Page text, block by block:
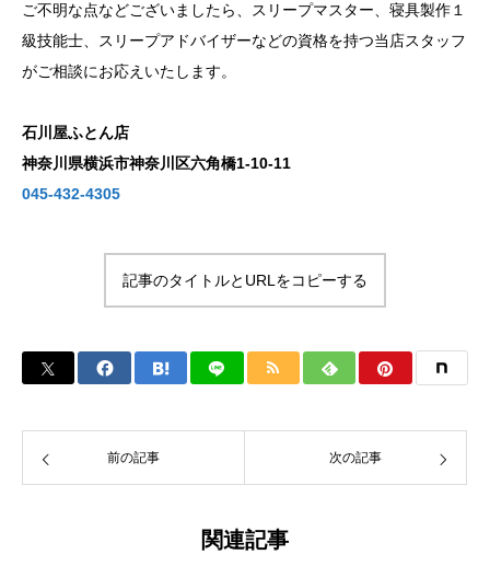
ご不明な点などございましたら、スリープマスター、寝具製作１
級技能士、スリープアドバイザーなどの資格を持つ当店スタッフ
がご相談にお応えいたします。
石川屋ふとん店
神奈川県横浜市神奈川区六角橋1-10-11
045-432-4305
記事のタイトルとURLをコピーする
前の記事 次の記事
関連記事